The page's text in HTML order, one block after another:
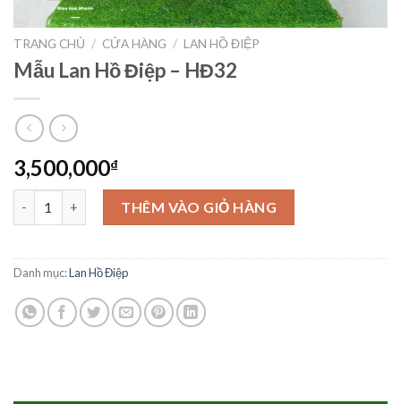
TRANG CHỦ / CỬA HÀNG / LAN HỒ ĐIỆP
Mẫu Lan Hồ Điệp – HĐ32
3,500,000₫
Mẫu Lan Hồ Điệp – HĐ32 số lượng
THÊM VÀO GIỎ HÀNG
Danh mục:Lan Hồ Điệp